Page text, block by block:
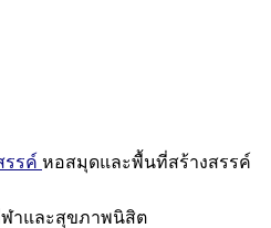
รรค์ หอสมุดและพื้นที่สร้างสรรค์
าและสุขภาพนิสิต